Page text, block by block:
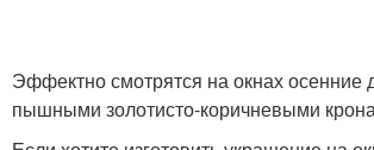
Эффектно смотрятся на окнах осенние
пышными золотисто-коричневыми